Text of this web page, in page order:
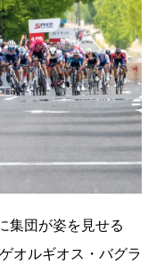
集団が姿を見せる
オルギオス・バグラ